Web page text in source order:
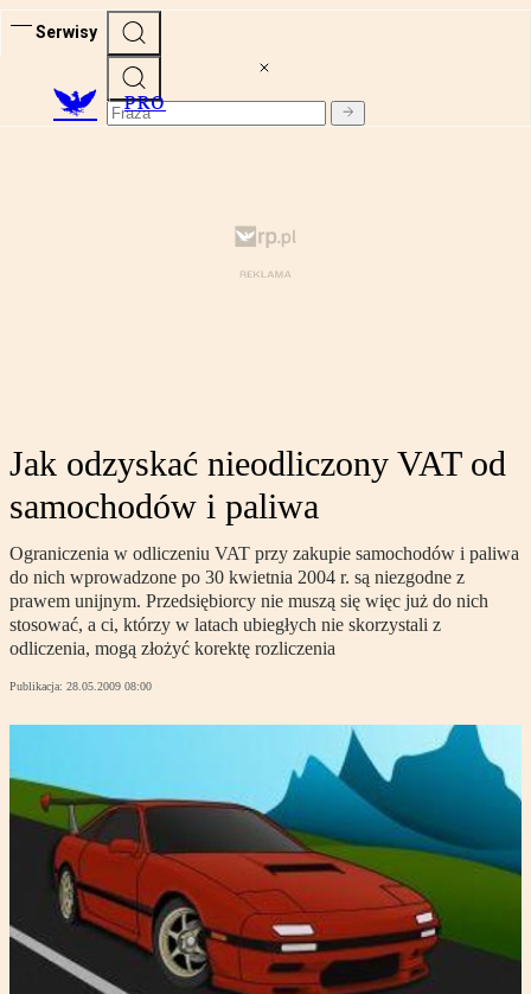
Serwisy
PRO
Jak odzyskać nieodliczony VAT od
samochodów i paliwa
Ograniczenia w odliczeniu VAT przy zakupie samochodów i paliwa
do nich wprowadzone po 30 kwietnia 2004 r. są niezgodne z
prawem unijnym. Przedsiębiorcy nie muszą się więc już do nich
stosować, a ci, którzy w latach ubiegłych nie skorzystali z
odliczenia, mogą złożyć korektę rozliczenia
Publikacja: 28.05.2009 08:00